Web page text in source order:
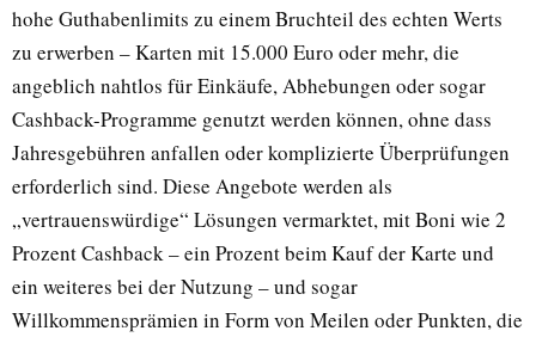
hohe Guthabenlimits zu einem Bruchteil des echten Werts
zu erwerben – Karten mit 15.000 Euro oder mehr, die
angeblich nahtlos für Einkäufe, Abhebungen oder sogar
Cashback-Programme genutzt werden können, ohne dass
Jahresgebühren anfallen oder komplizierte Überprüfungen
erforderlich sind. Diese Angebote werden als
„vertrauenswürdige“ Lösungen vermarktet, mit Boni wie 2
Prozent Cashback – ein Prozent beim Kauf der Karte und
ein weiteres bei der Nutzung – und sogar
Willkommensprämien in Form von Meilen oder Punkten, die